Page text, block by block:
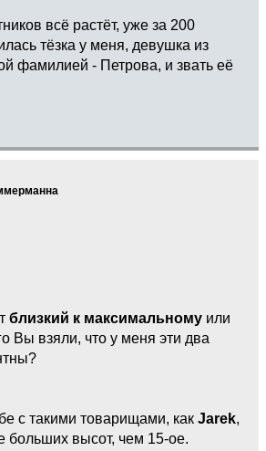
всё растёт, уже за 200
тёзка у меня, девушка из
фамилией - Петрова, и звать её
близкий к максимальному или
Вы взяли, что у меня эти два
с такими товарищами, как Jarek,
больших высот, чем 15-ое.